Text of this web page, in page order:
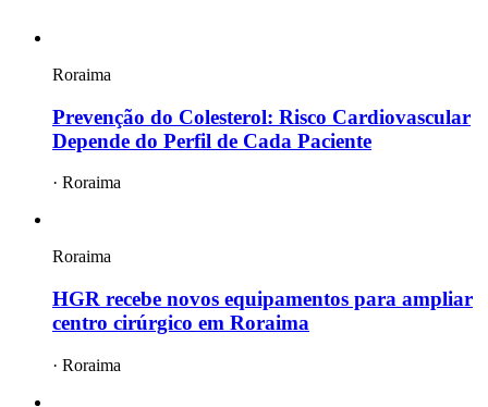
Roraima
Prevenção do Colesterol: Risco Cardiovascular
Depende do Perfil de Cada Paciente
· Roraima
Roraima
HGR recebe novos equipamentos para ampliar
centro cirúrgico em Roraima
· Roraima